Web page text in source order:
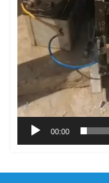
00:00